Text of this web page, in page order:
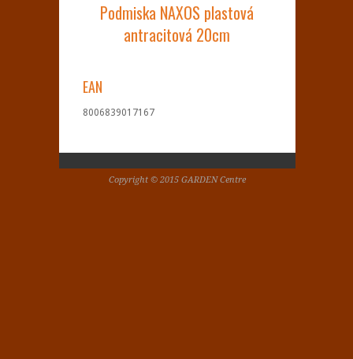
Podmiska NAXOS plastová
antracitová 20cm
EAN
8006839017167
Copyright © 2015 GARDEN Centre